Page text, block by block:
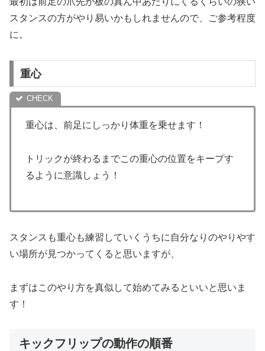
スタンスの方がやり易いかもしれませんので、ご参考程度
に。
重心
重心は、前足にしっかり体重を乗せます！
トリックが終わるまでこの重心の位置をキープす
るように意識しょう！
スタンスも重心も練習していくうちに自分なりのやりやす
い場所が見つかってくると思いますが、
まずはこのやり方を真似して始めてみるといいと思いま
す！
キックフリップの動作の順番